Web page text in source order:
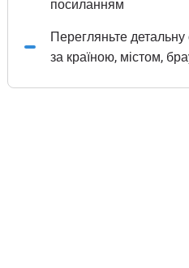
посиланням
Перегляньте детальну
за країною, містом,